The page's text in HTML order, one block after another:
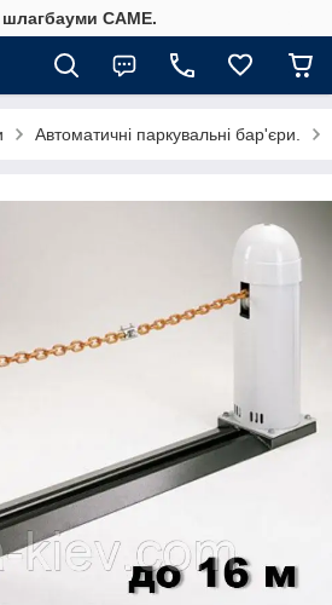
CAME.
Автоматичні паркувальні бар'єри.